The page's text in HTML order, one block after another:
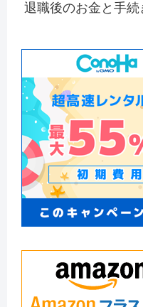
退職後のお金と手続